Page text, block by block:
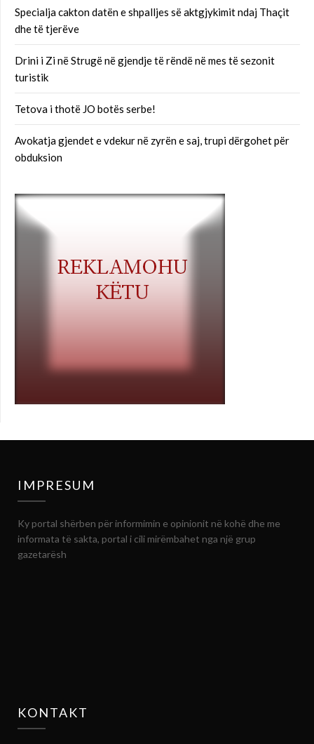
Specialja cakton datën e shpalljes së aktgjykimit ndaj Thaçit
dhe të tjerëve
Drini i Zi në Strugë në gjendje të rëndë në mes të sezonit
turistik
Tetova i thotë JO botës serbe!
Avokatja gjendet e vdekur në zyrën e saj, trupi dërgohet për
obduksion
IMPRESUM
Ky portal shërben për informimin e opinionit në kohë dhe me
informata të sakta, portal i cili mirëmbahet nga një grup
gazetarësh
KONTAKT